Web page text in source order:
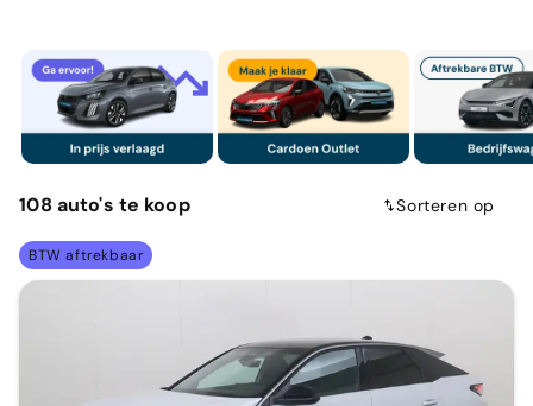
108auto's te koop Sorteren op
BTW aftrekbaar